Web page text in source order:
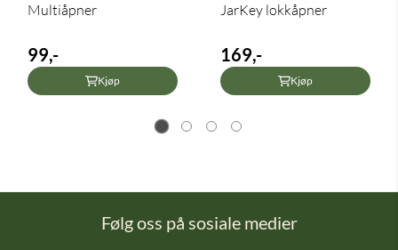
Multiåpner
99,-
Kjøp
JarKey lokkåpner
169,-
Kjøp
Følg oss på sosiale medier